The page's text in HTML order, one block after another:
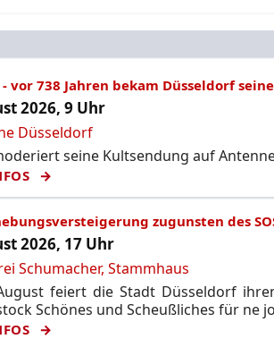
vor 738 Jahren bekam Düsseldorf
2026, 9 Uhr
Düsseldorf
seine Kultsendung auf
zugunsten des
2026, 17 Uhr
Schumacher, Stammhaus
feiert die Stadt Düsseldorf
Schönes und Scheußliches für ne